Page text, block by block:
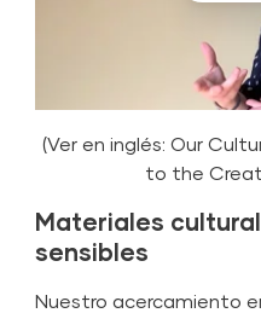
(Ver en inglés: Our
to the
Materiales
sensibles
Nuestro acercamiento